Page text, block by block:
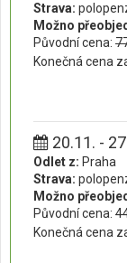
Strava:
Možno
Původní cena:
Konečná cena
20.11. -
Odlet z: Praha
Strava:
Možno
Původní cena:
Konečná cena